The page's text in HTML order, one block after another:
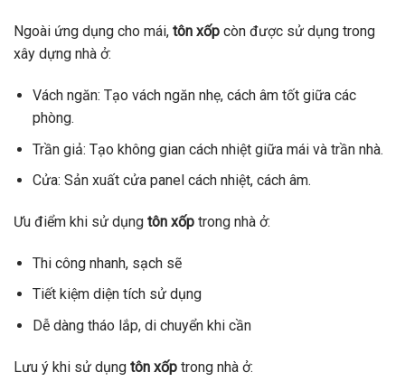
Ngoài ứng dụng cho mái, tôn xốp còn được sử dụng trong
xây dựng nhà ở:
Vách ngăn: Tạo vách ngăn nhẹ, cách âm tốt giữa các
phòng.
Trần giả: Tạo không gian cách nhiệt giữa mái và trần nhà.
Cửa: Sản xuất cửa panel cách nhiệt, cách âm.
Ưu điểm khi sử dụng tôn xốp trong nhà ở:
Thi công nhanh, sạch sẽ
Tiết kiệm diện tích sử dụng
Dễ dàng tháo lắp, di chuyển khi cần
Lưu ý khi sử dụng tôn xốp trong nhà ở: